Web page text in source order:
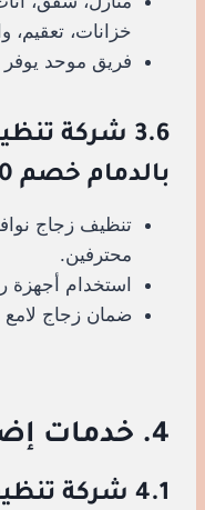
خزانات، تعقيم،
فريق موحد يوفر
3.6 شركة
بالدمام خصم 30%
تنظيف زجاج
محترفين.
استخدام أجهزة
ضمان زجاج لامع
4. خدمات إضافية
4.1 شركة